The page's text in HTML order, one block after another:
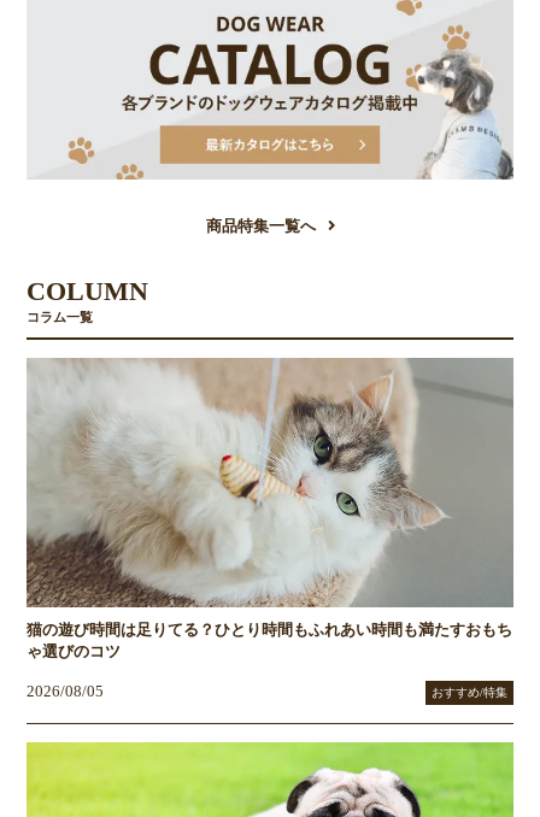
商品特集一覧へ
COLUMN
コラム一覧
猫の遊び時間は足りてる？ひとり時間もふれあい時間も満たすおもち
ゃ選びのコツ
2026/08/05 おすすめ/特集